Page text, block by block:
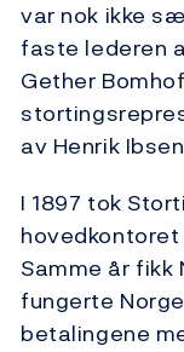
var nok ikke
faste lederen
Gether
av Henrik
I 1897 tok
Samme år fikk
fungerte
betalingene